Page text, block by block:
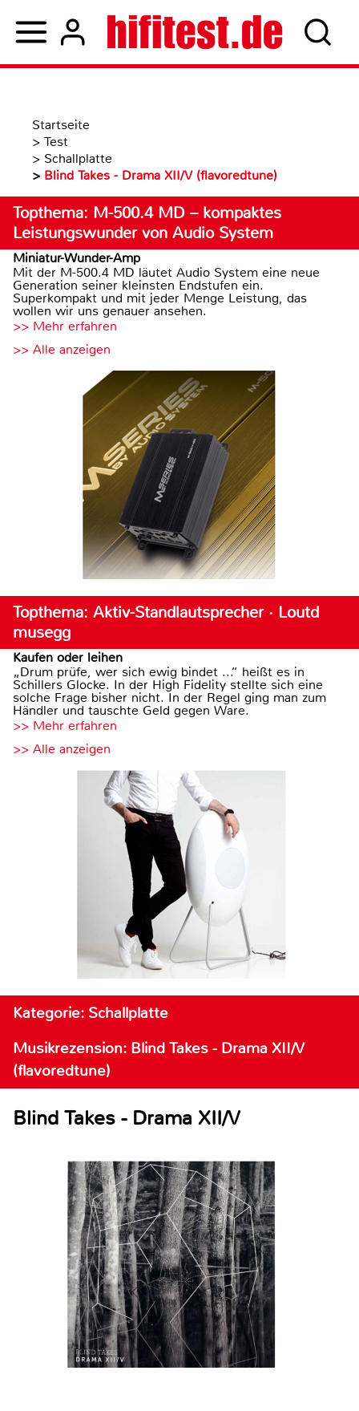
Startseite
> Test
> Schallplatte
> Blind Takes - Drama XII/V (flavoredtune)
Topthema: M-500.4 MD – kompaktes
Leistungswunder von Audio System
Miniatur-Wunder-Amp
Mit der M-500.4 MD läutet Audio System eine neue
Generation seiner kleinsten Endstufen ein.
Superkompakt und mit jeder Menge Leistung, das
wollen wir uns genauer ansehen.
>> Mehr erfahren
>> Alle anzeigen
Topthema: Aktiv-Standlautsprecher · Loutd
musegg
Kaufen oder leihen
„Drum prüfe, wer sich ewig bindet ...“ heißt es in
Schillers Glocke. In der High Fidelity stellte sich eine
solche Frage bisher nicht. In der Regel ging man zum
Händler und tauschte Geld gegen Ware.
>> Mehr erfahren
>> Alle anzeigen
Kategorie: Schallplatte
Musikrezension: Blind Takes - Drama XII/V
(flavoredtune)
Blind Takes - Drama XII/V